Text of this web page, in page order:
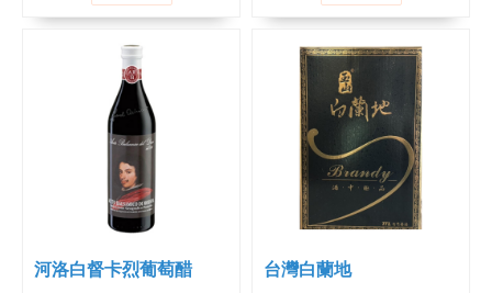
河洛白督卡烈葡萄醋 台灣白蘭地